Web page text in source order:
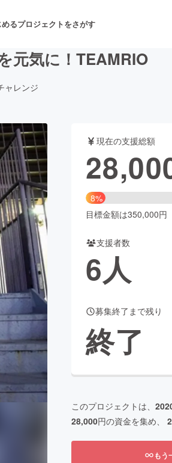
るプロジェクトをさがす
舞台・パフォーマンス
フード・飲食店
アニメ・漫画
ビューティー・ヘルスケア
CAMPFIRE Creation
machi-yaコミュニティ
元気に！TEAMRIO
ャレンジ
現在の支援総額
8%
目標金額は350,000円
支援者数
6人
募集終了まで残り
終了
このプロジェクトは、
28,000円の資金を集め、
もう